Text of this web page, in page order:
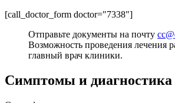
[call_doctor_form doctor="7338"]
Отправьте документы на почту
Возможность проведения лечения
главный врач клиники.
Симптомы и